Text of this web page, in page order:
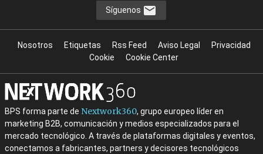
Síguenos
Nosotros Etiquetas Rss Feed Aviso Legal
Privacidad
Cookie
Cookie Center
BPS forma parte de Nextwork360, grupo europeo líder en
marketing B2B, comunicación y medios especializados para el
mercado tecnológico. A través de plataformas digitales y eventos,
conectamos a fabricantes, partners y decisores tecnológicos